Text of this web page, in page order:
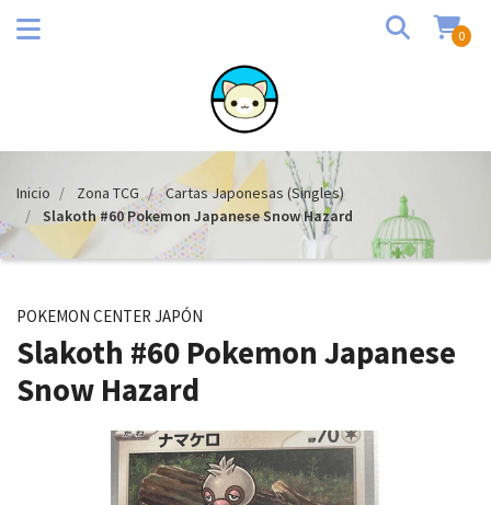
0
Inicio Zona TCG
Cartas Japonesas (Singles)
Slakoth #60 Pokemon Japanese Snow Hazard
POKEMON CENTER JAPÓN
Slakoth #60 Pokemon Japanese
Snow Hazard